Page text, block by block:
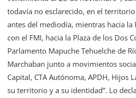
todavía no esclarecido, en el
antes del mediodía, mientras hacia la
con el FMI, hacia la Plaza de los Dos
Parlamento Mapuche Tehuelche de
Marchaban junto a movimientos
Capital, CTA Autónoma, APDH, Hijos
su territorio y a su identidad”. Lo